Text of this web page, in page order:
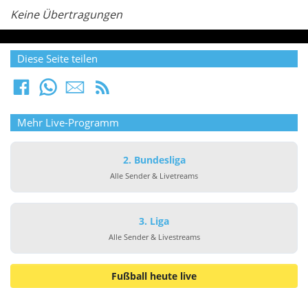
Keine Übertragungen
Diese Seite teilen
Mehr Live-Programm
2. Bundesliga
Alle Sender & Livetreams
3. Liga
Alle Sender & Livestreams
Fußball heute live